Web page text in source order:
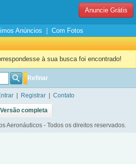
Anuncie Grátis
Anúncios
Com Fotos
à sua busca foi encontrado!
Refinar
Registrar Contato
Versão completa
Aeronáuticos - Todos os direitos reservados.